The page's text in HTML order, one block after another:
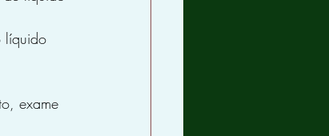
líquido
exame